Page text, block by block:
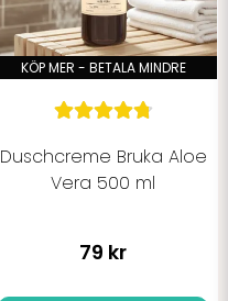
KÖP MER - BETALA MINDRE
Duschcreme Bruka Aloe
Vera 500 ml
79 kr